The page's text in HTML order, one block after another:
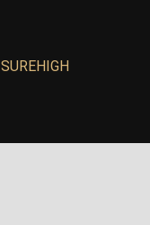
SUREHIGH